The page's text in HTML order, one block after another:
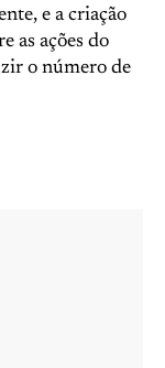
e a criação
as ações do
o número de